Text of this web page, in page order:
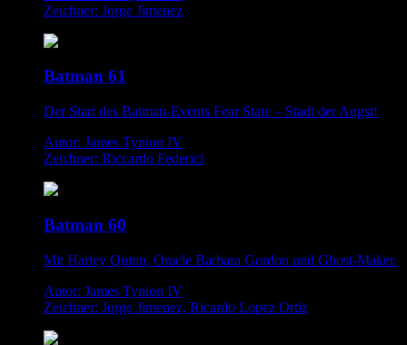
Zeichner: Jorge Jimenez
Batman 61
Der Start des Batman-Events Fear State – Stadt der Angst!
Autor: James Tynion IV
Zeichner: Riccardo Federici
Batman 60
Mit Harley Quinn, Oracle Barbara Gordon und Ghost-Maker.
Autor: James Tynion IV
Zeichner: Jorge Jimenez, Ricardo Lopez Ortiz